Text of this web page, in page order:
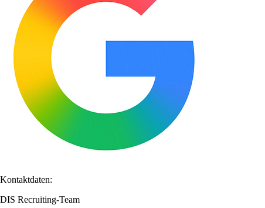
Kontaktdaten:
DIS Recruiting-Team